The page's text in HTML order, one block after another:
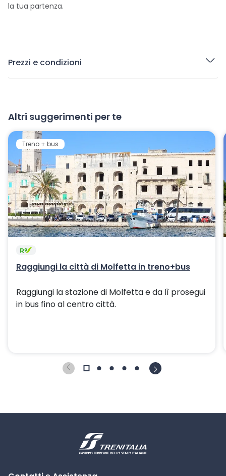
la tua partenza.
Prezzi e condizioni
Altri suggerimenti per te
Treno + bus
Raggiungi la città di Molfetta in treno+bus
Raggiungi la stazione di Molfetta e da lì prosegui
in bus fino al centro città.